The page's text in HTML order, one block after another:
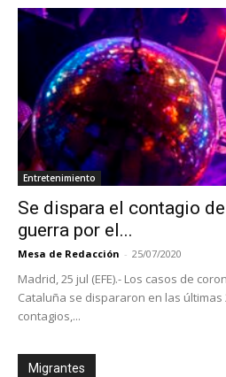
Entretenimiento
Se dispara el contagio
guerra por el...
Mesa de Redacción - 25/07/2020
Madrid, 25 jul (EFE).- Los casos de
Cataluña se dispararon en las últimas
contagios,...
Migrantes